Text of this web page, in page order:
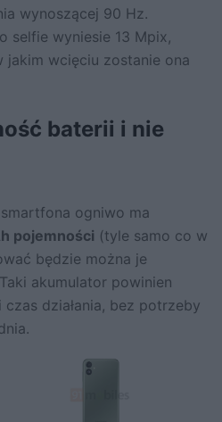
wynoszącej 90 Hz.
selfie wyniesie 13 Mpix,
jakim wcięciu zostanie ona
baterii i nie
ogniwo ma
pojemności (tyle samo co w
będzie można je
akumulator powinien
działania, bez potrzeby